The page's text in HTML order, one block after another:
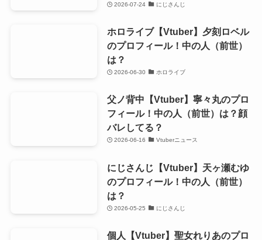
2026-07-24 にじさんじ
ホロライブ【Vtuber】夕刻ロベル
のプロフィール！中の人（前世）
は？
2026-06-30 ホロライブ
父ノ背中【Vtuber】寧々丸のプロ
フィール！中の人（前世）は？顔
バレしてる？
2026-06-16 Vtuberニュース
にじさんじ【Vtuber】天ヶ瀬むゆ
のプロフィール！中の人（前世）
は？
2026-05-25 にじさんじ
個人【Vtuber】聖女れりあのプロ